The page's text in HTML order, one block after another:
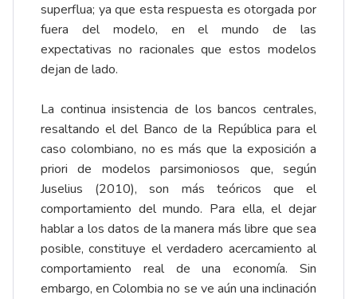
superflua; ya que esta respuesta es otorgada por
fuera del modelo, en el mundo de las
expectativas no racionales que estos modelos
dejan de lado.
La continua insistencia de los bancos centrales,
resaltando el del Banco de la República para el
caso colombiano, no es más que la exposición a
priori de modelos parsimoniosos que, según
Juselius (2010), son más teóricos que el
comportamiento del mundo. Para ella, el dejar
hablar a los datos de la manera más libre que sea
posible, constituye el verdadero acercamiento al
comportamiento real de una economía. Sin
embargo, en Colombia no se ve aún una inclinación